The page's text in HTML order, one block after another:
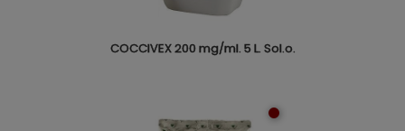
COCCIVEX 200 mg/ml. 5 L. Sol.o.